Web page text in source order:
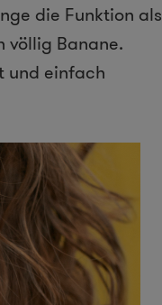
die Funktion als
völlig Banane.
und einfach